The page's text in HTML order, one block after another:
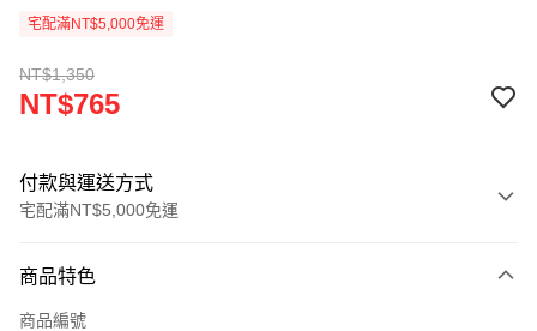
宅配滿NT$5,000免運
NT$1,350
NT$765
付款與運送方式
宅配滿NT$5,000免運
信用卡一次付款
商品特色
商品編號